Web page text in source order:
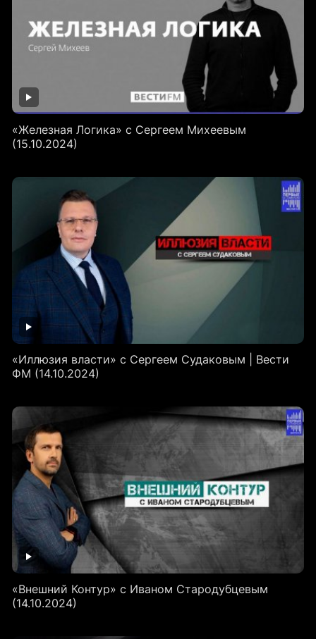
«Железная Логика» с Сергеем Михеевым
(15.10.2024)
«Иллюзия власти» с Сергеем Судаковым | Вести
ФМ (14.10.2024)
«Внешний Контур» с Иваном Стародубцевым
(14.10.2024)